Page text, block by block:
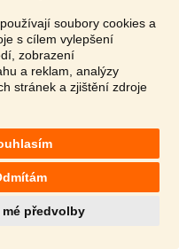
soubory cookies a
s cílem vylepšení
zobrazení
a reklam, analýzy
stránek a zjištění zdroje
předvolby
2356
Rakousko